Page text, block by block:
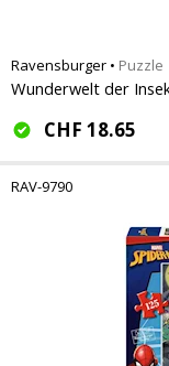
Ravensburger • Puzzle
Wunderwelt der
CHF 18.65
RAV-9790